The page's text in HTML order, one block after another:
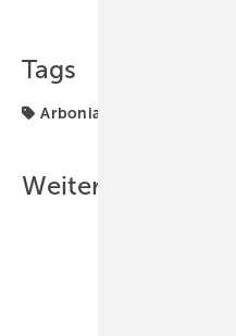
Tags
Arbonia
Weitere Inhalte